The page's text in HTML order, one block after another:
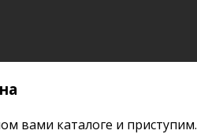
вами каталоге и приступим.